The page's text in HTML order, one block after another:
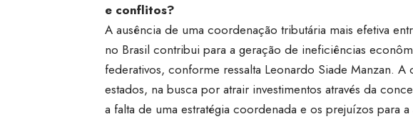
e conflitos?
A ausência de uma coordenação tributária mais efetiva
no Brasil contribui para a geração de ineficiências
federativos, conforme ressalta Leonardo Siade Manzan. A
estados, na busca por atrair investimentos através da
a falta de uma estratégia coordenada e os prejuízos para